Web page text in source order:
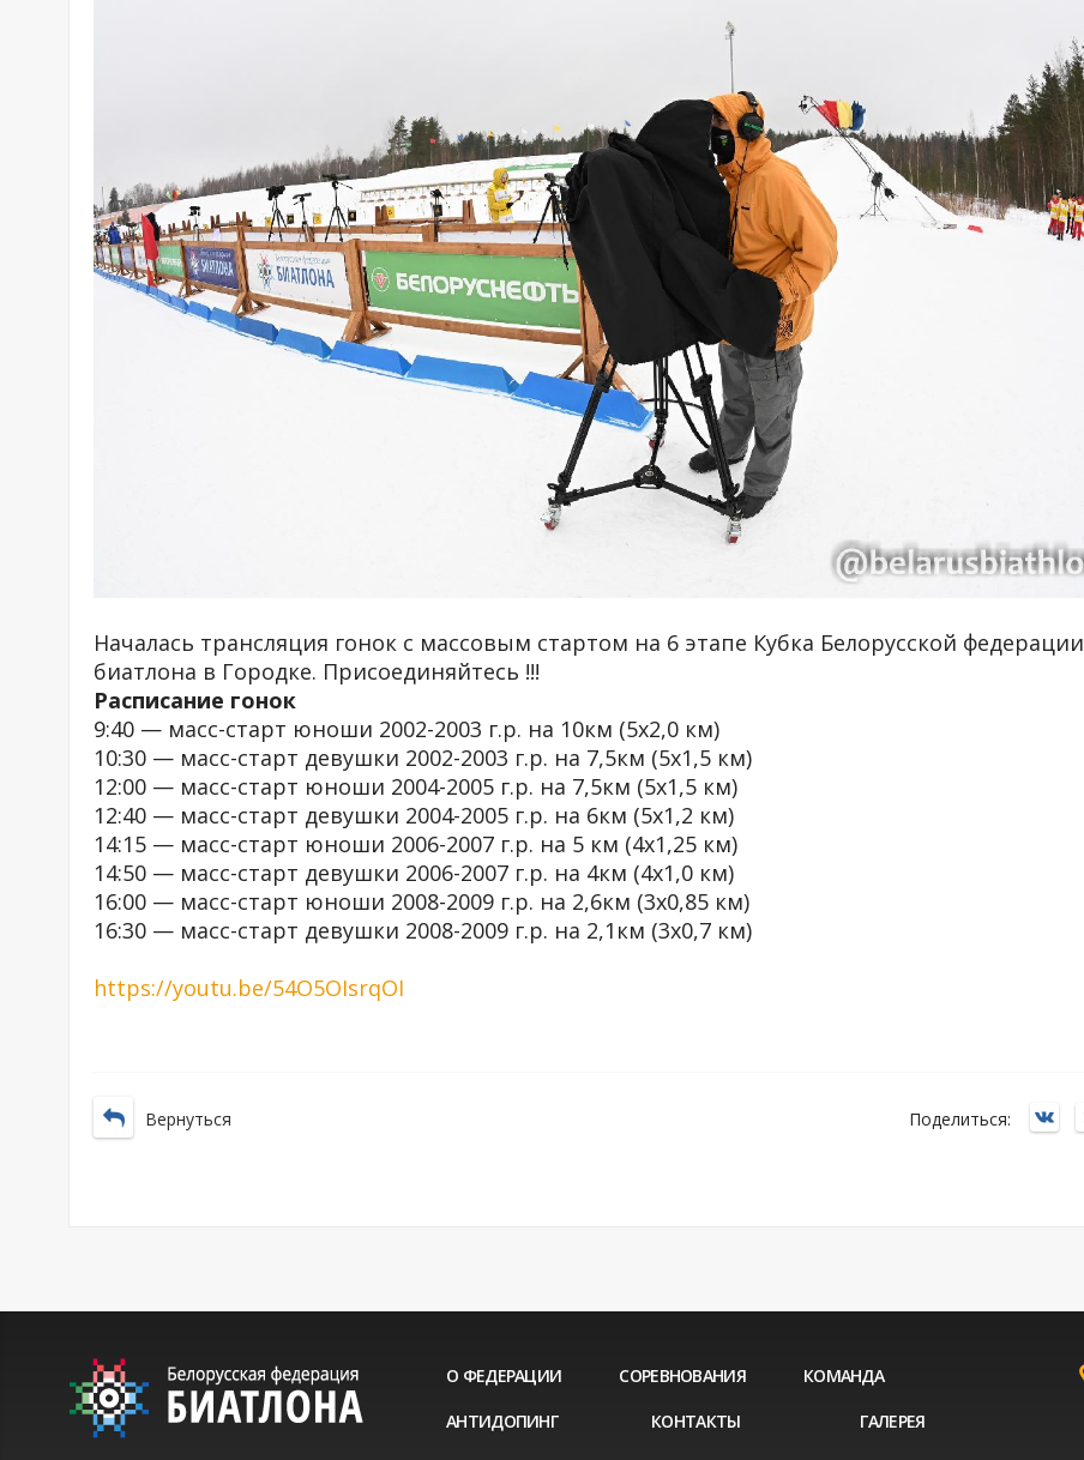
Началась трансляция гонок с массовым стартом на 6 этапе Кубка Белорусской федерации
биатлона в Городке. Присоединяйтесь !!!
Расписание гонок
9:40 — масс-старт юноши 2002-2003 г.р. на 10км (5х2,0 км)
10:30 — масс-старт девушки 2002-2003 г.р. на 7,5км (5х1,5 км)
12:00 — масс-старт юноши 2004-2005 г.р. на 7,5км (5х1,5 км)
12:40 — масс-старт девушки 2004-2005 г.р. на 6км (5х1,2 км)
14:15 — масс-старт юноши 2006-2007 г.р. на 5 км (4х1,25 км)
14:50 — масс-старт девушки 2006-2007 г.р. на 4км (4х1,0 км)
16:00 — масс-старт юноши 2008-2009 г.р. на 2,6км (3х0,85 км)
16:30 — масс-старт девушки 2008-2009 г.р. на 2,1км (3х0,7 км)
https://youtu.be/54O5OIsrqOI
Вернуться Поделиться:
О ФЕДЕРАЦИИ СОРЕВНОВАНИЯ
КОМАНДА
АНТИДОПИНГ
КОНТАКТЫ ГАЛЕРЕЯ